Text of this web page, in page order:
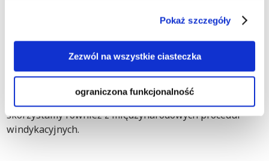
Pokaż szczegóły
Zezwól na wszystkie ciasteczka
ograniczona funkcjonalność
Skorzystaj z naszych usług zarówno w zakresie
pozasądowych, jak i sądowych procedur windykacyjnych
w Polsce. Nasi prawnicy specjalizujący się w windykacji
doskonale orientują się w procesach prawnych w
Toruniu, zapewniając kompleksową pomoc
dostosowaną do Twoich potrzeb. Jeśli będzie to możliwe,
skorzystamy również z międzynarodowych procedur
windykacyjnych.